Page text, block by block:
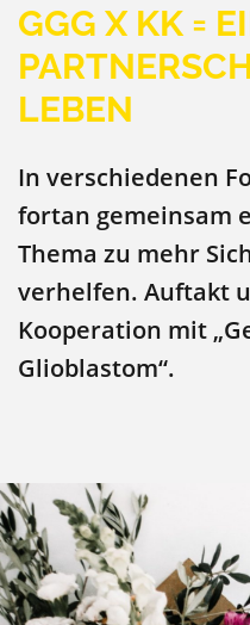
GGG X KK =
LEBEN
In verschiedenen
fortan gemeinsam
Thema zu mehr
verhelfen. Auftakt
Kooperation mit
Glioblastom“.